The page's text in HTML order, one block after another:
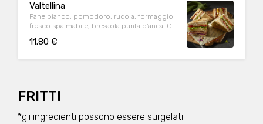
Valtellina
Pane bianco, pomodoro, rucola, formaggio
fresco spalmabile, bresaola punta d'anca IGP
11.80 €
FRITTI
*gli ingredienti possono essere surgelati